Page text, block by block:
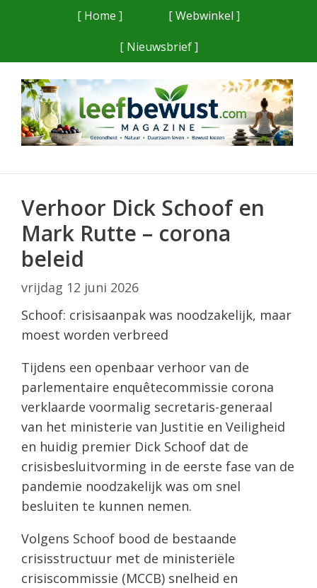
[ Home ]
[ Webwinkel ]
[ Nieuwsbrief ]
Verhoor Dick Schoof en
Mark Rutte – corona
beleid
vrijdag 12 juni 2026
Schoof: crisisaanpak was noodzakelijk, maar
moest worden verbreed
Tijdens een openbaar verhoor van de
parlementaire enquêtecommissie corona
verklaarde voormalig secretaris-generaal
van het ministerie van Justitie en Veiligheid
en huidig premier Dick Schoof dat de
crisisbesluitvorming in de eerste fase van de
pandemie noodzakelijk was om snel
besluiten te kunnen nemen.
Volgens Schoof bood de bestaande
crisisstructuur met de ministeriële
crisiscommissie (MCCB) snelheid en